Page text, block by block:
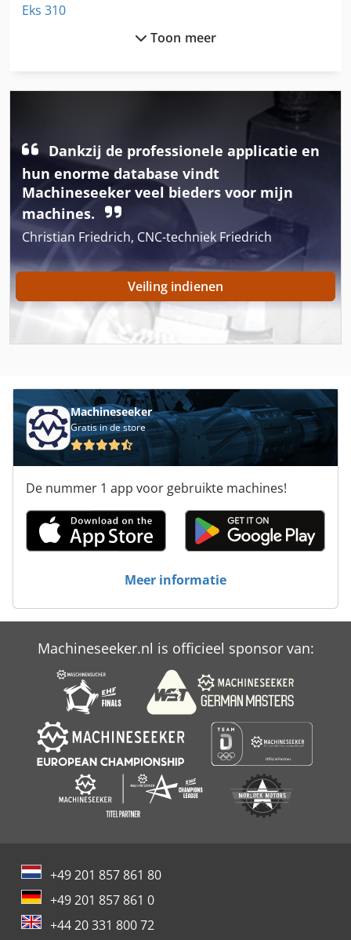
Eks 310
Machine Tabel
Mco
Mes Slijpmachine
Metalen Werkende Machine
Metba Mb 1
Meten Kolom
Meten Tabel
Migatronic 325 Compact
Migatronic Kme 550
Mte Bf 3200
Mte Bf 4200
Mtm
Tas Maken Machine
Voedingsbodem Combinatie
Toon meer
Dankzij de professionele applicatie en
hun enorme database vindt
Machineseeker veel bieders voor mijn
machines.
Christian Friedrich, CNC-techniek Friedrich
Veiling indienen
Machineseeker
Gratis in de store
De nummer 1 app voor gebruikte machines!
Meer informatie
Machineseeker.nl is officieel sponsor van:
+49 201 857 861 80
+49 201 857 861 0
+44 20 331 800 72